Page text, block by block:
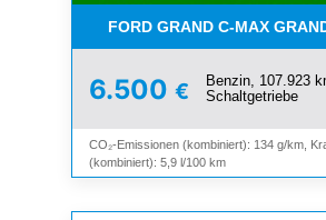
FORD GRAND C-MAX
6.500 €
Benzin, 107.923
Schaltgetriebe
CO₂-Emissionen (kombiniert): 134 g/km,
(kombiniert): 5,9 l/100 km